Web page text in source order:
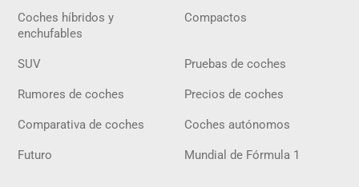
Coches híbridos y
enchufables
Compactos
SUV Pruebas de coches
Rumores de coches Precios de coches
Comparativa de coches Coches autónomos
Futuro Mundial de Fórmula 1